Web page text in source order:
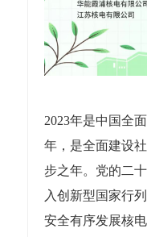
2023年是中国全
年，是全面建设
步之年。党的二
入创新型国家行
安全有序发展核